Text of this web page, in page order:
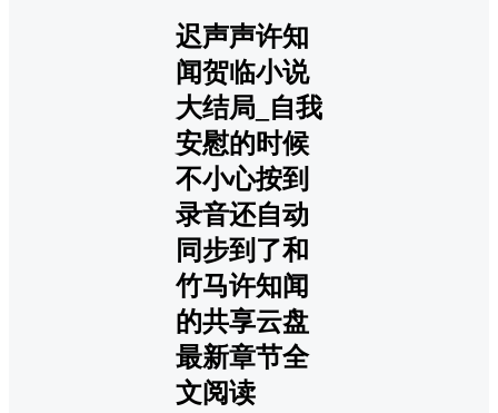
迟声声许知
闻贺临小说
大结局_自我
安慰的时候
不小心按到
录音还自动
同步到了和
竹马许知闻
的共享云盘
最新章节全
文阅读